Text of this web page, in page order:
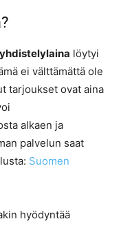
löytyi
ei välttämättä ole
tarjoukset ovat aina
alkaen ja
palvelun saat
Suomen
hyödyntää